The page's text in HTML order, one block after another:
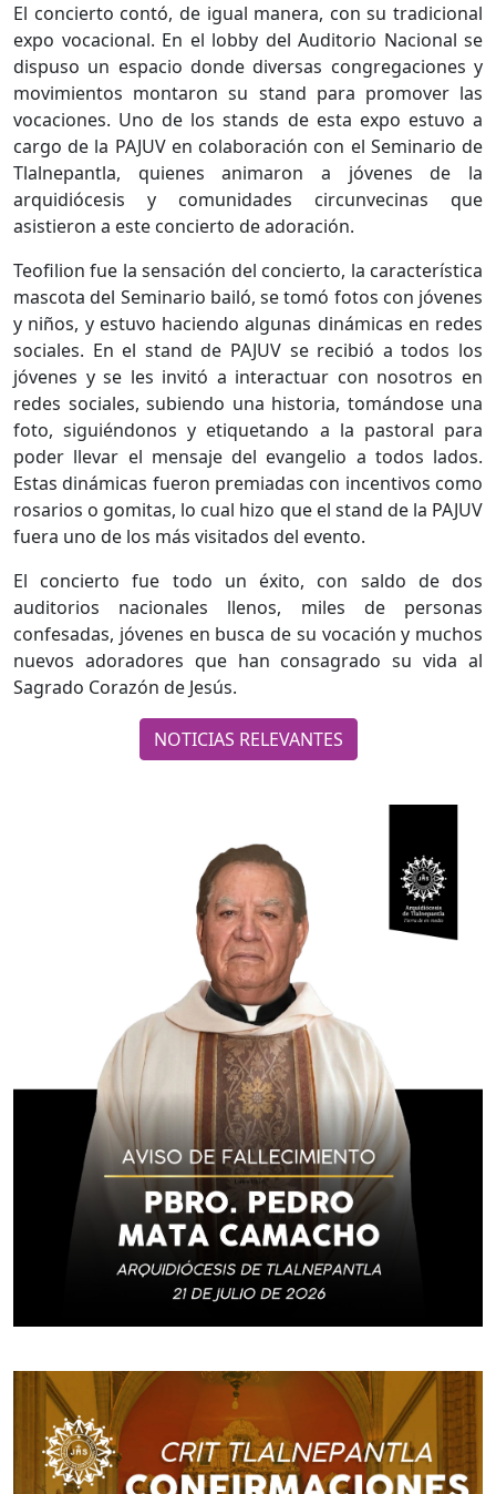
El concierto contó, de igual manera, con su tradicional
expo vocacional. En el lobby del Auditorio Nacional se
dispuso un espacio donde diversas congregaciones y
movimientos montaron su stand para promover las
vocaciones. Uno de los stands de esta expo estuvo a
cargo de la PAJUV en colaboración con el Seminario de
Tlalnepantla, quienes animaron a jóvenes de la
arquidiócesis y comunidades circunvecinas que
asistieron a este concierto de adoración.
Teofilion fue la sensación del concierto, la característica
mascota del Seminario bailó, se tomó fotos con jóvenes
y niños, y estuvo haciendo algunas dinámicas en redes
sociales. En el stand de PAJUV se recibió a todos los
jóvenes y se les invitó a interactuar con nosotros en
redes sociales, subiendo una historia, tomándose una
foto, siguiéndonos y etiquetando a la pastoral para
poder llevar el mensaje del evangelio a todos lados.
Estas dinámicas fueron premiadas con incentivos como
rosarios o gomitas, lo cual hizo que el stand de la PAJUV
fuera uno de los más visitados del evento.
El concierto fue todo un éxito, con saldo de dos
auditorios nacionales llenos, miles de personas
confesadas, jóvenes en busca de su vocación y muchos
nuevos adoradores que han consagrado su vida al
Sagrado Corazón de Jesús.
NOTICIAS RELEVANTES